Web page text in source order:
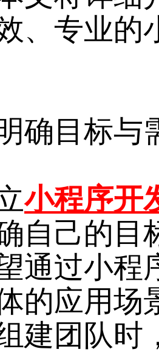
、专业的
确目标与
小程序开
自己的目
通过小程
的应用场
建团队时